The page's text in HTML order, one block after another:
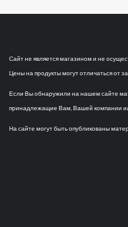
Сайт не является магазином и не
Цены на продукты могут отличаться от
Если Вы обнаружили на нашем сайте
принадлежащие Вам, Вашей компании
На сайте могут быть опубликованы